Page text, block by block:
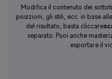
Modifica il contenuto dei
posizioni, gli stili, ecc. in base
del risultato, basta cliccare
separato. Puoi anche
esportare il